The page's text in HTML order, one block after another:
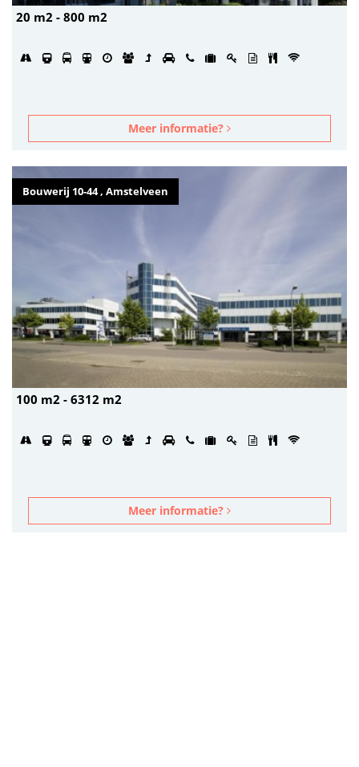
20 m2 - 800 m2
Meer informatie?
Bouwerij 10-44 , Amstelveen
100 m2 - 6312 m2
Meer informatie?